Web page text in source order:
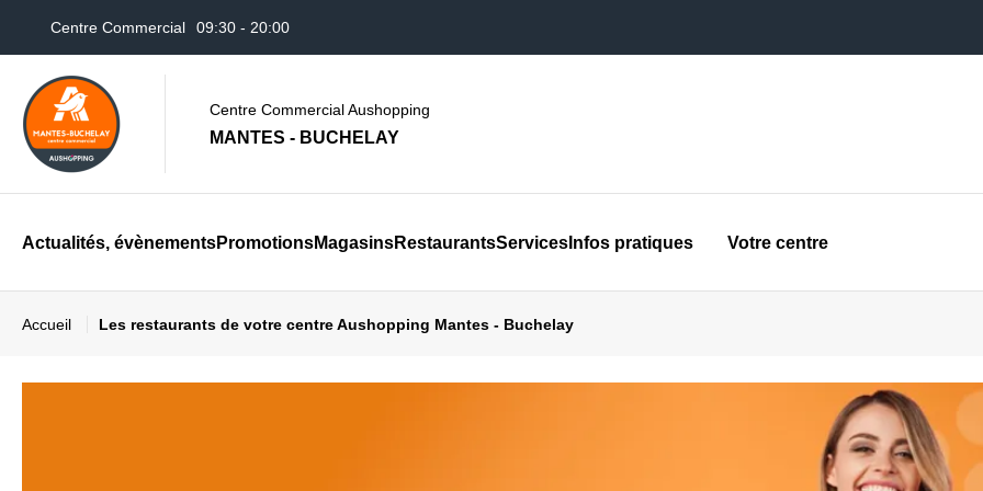
Centre Commercial
09:30 - 20:00
Auchan Mantes
08:30 - 21:30
Centre Commercial Aushopping
MANTES - BUCHELAY
Actualités, évènementsPromotionsMagasinsRestaurantsServices Infos pratiques Votre centre
Accueil Les restaurants de votre centre Aushopping Mantes - Buchelay